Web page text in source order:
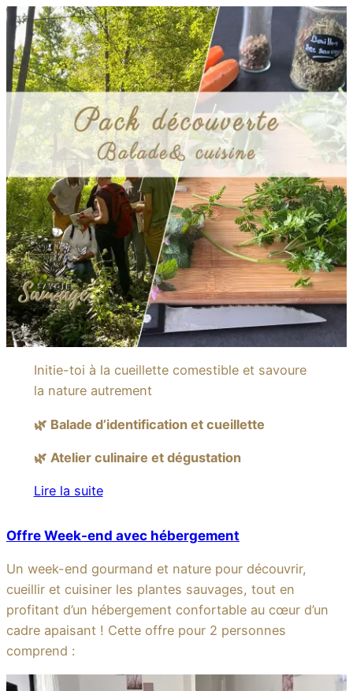
Initie-toi à la cueillette comestible et savoure
la nature autrement
🌿 Balade d’identification et cueillette
🌿 Atelier culinaire et dégustation
Lire la suite
Offre Week-end avec hébergement
Un week-end gourmand et nature pour découvrir,
cueillir et cuisiner les plantes sauvages, tout en
profitant d’un hébergement confortable au cœur d’un
cadre apaisant ! Cette offre pour 2 personnes
comprend :